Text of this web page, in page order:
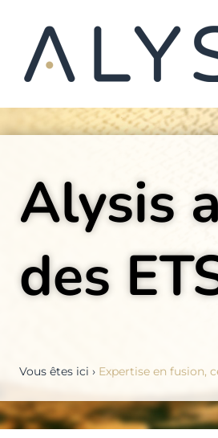
Alysis
des
Vous êtes ici › Expertise en fusion,